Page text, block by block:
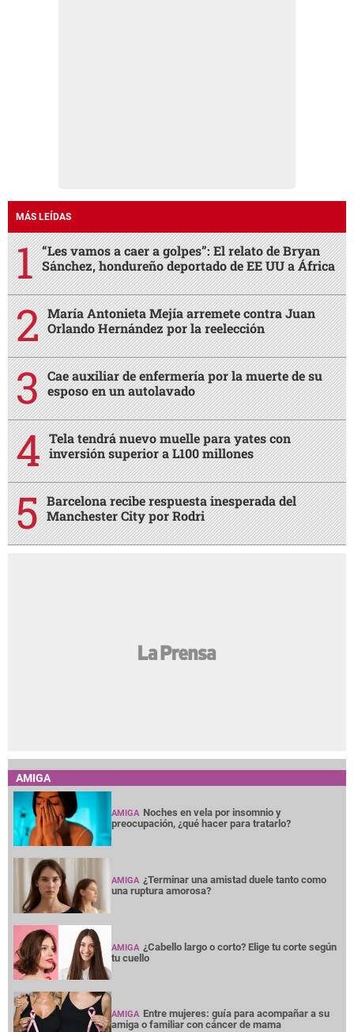
MÁS LEÍDAS
“Les vamos a caer a golpes”: El relato de Bryan
Sánchez, hondureño deportado de EE UU a África
María Antonieta Mejía arremete contra Juan
Orlando Hernández por la reelección
Cae auxiliar de enfermería por la muerte de su
esposo en un autolavado
Tela tendrá nuevo muelle para yates con
inversión superior a L100 millones
Barcelona recibe respuesta inesperada del
Manchester City por Rodri
AMIGA
AMIGA Noches en vela por insomnio y
preocupación, ¿qué hacer para tratarlo?
AMIGA ¿Terminar una amistad duele tanto como
una ruptura amorosa?
AMIGA ¿Cabello largo o corto? Elige tu corte según
tu cuello
AMIGA Entre mujeres: guía para acompañar a su
amiga o familiar con cáncer de mama